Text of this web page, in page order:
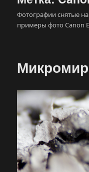
Фотографии снятые на
примеры фото Canon